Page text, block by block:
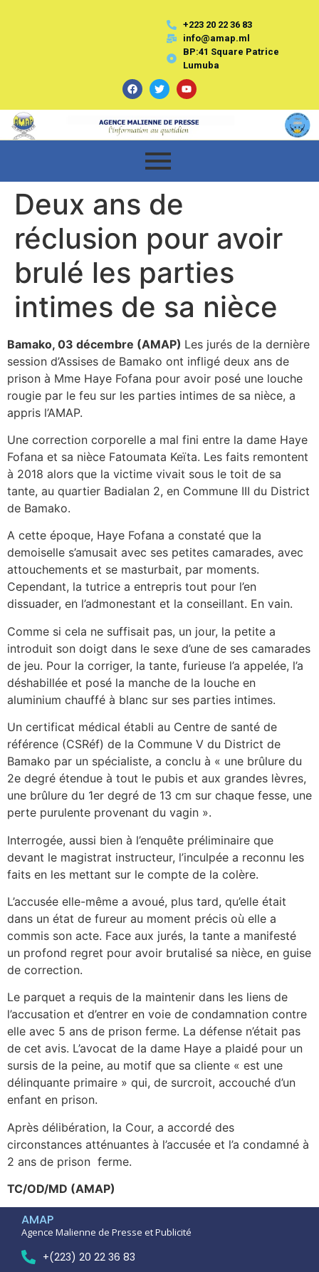
+223 20 22 36 83
info@amap.ml
BP:41 Square Patrice
Lumuba
Deux ans de
réclusion pour avoir
brulé les parties
intimes de sa nièce
Bamako, 03 décembre (AMAP) Les jurés de la dernière
session d’Assises de Bamako ont infligé deux ans de
prison à Mme Haye Fofana pour avoir posé une louche
rougie par le feu sur les parties intimes de sa nièce, a
appris l’AMAP.
Une correction corporelle a mal fini entre la dame Haye
Fofana et sa nièce Fatoumata Keïta. Les faits remontent
à 2018 alors que la victime vivait sous le toit de sa
tante, au quartier Badialan 2, en Commune III du District
de Bamako.
A cette époque, Haye Fofana a constaté que la
demoiselle s’amusait avec ses petites camarades, avec
attouchements et se masturbait, par moments.
Cependant, la tutrice a entrepris tout pour l’en
dissuader, en l’admonestant et la conseillant. En vain.
Comme si cela ne suffisait pas, un jour, la petite a
introduit son doigt dans le sexe d’une de ses camarades
de jeu. Pour la corriger, la tante, furieuse l’a appelée, l’a
déshabillée et posé la manche de la louche en
aluminium chauffé à blanc sur ses parties intimes.
Un certificat médical établi au Centre de santé de
référence (CSRéf) de la Commune V du District de
Bamako par un spécialiste, a conclu à « une brûlure du
2e degré étendue à tout le pubis et aux grandes lèvres,
une brûlure du 1er degré de 13 cm sur chaque fesse, une
perte purulente provenant du vagin ».
Interrogée, aussi bien à l’enquête préliminaire que
devant le magistrat instructeur, l’inculpée a reconnu les
faits en les mettant sur le compte de la colère.
L’accusée elle-même a avoué, plus tard, qu’elle était
dans un état de fureur au moment précis où elle a
commis son acte. Face aux jurés, la tante a manifesté
un profond regret pour avoir brutalisé sa nièce, en guise
de correction.
Le parquet a requis de la maintenir dans les liens de
l’accusation et d’entrer en voie de condamnation contre
elle avec 5 ans de prison ferme. La défense n’était pas
de cet avis. L’avocat de la dame Haye a plaidé pour un
sursis de la peine, au motif que sa cliente « est une
délinquante primaire » qui, de surcroit, accouché d’un
enfant en prison.
Après délibération, la Cour, a accordé des
circonstances atténuantes à l’accusée et l’a condamné à
2 ans de prison ferme.
TC/OD/MD (AMAP)
AMAP
Agence Malienne de Presse et Publicité
+(223) 20 22 36 83